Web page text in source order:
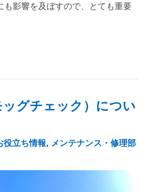
も影響を及ぼすので、とても重要
グチェック）につい
役立ち情報, メンテナンス・修理部